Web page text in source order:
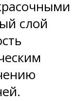
слой